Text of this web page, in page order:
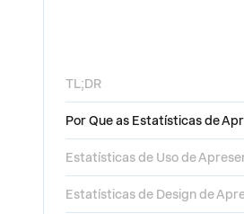
TL;DR
Estatísticas de Uso de
Estatísticas de Design de